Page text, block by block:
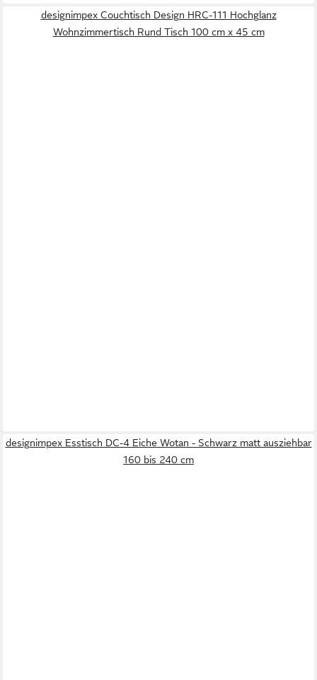
designimpex Couchtisch Design HRC-111 Hochglanz
Wohnzimmertisch Rund Tisch 100 cm x 45 cm
designimpex Esstisch DC-4 Eiche Wotan - Schwarz matt ausziehbar
160 bis 240 cm